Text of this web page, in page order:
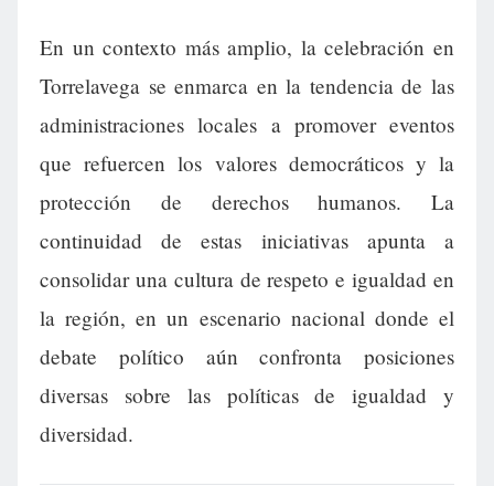
En un contexto más amplio, la celebración en
Torrelavega se enmarca en la tendencia de las
administraciones locales a promover eventos
que refuercen los valores democráticos y la
protección de derechos humanos. La
continuidad de estas iniciativas apunta a
consolidar una cultura de respeto e igualdad en
la región, en un escenario nacional donde el
debate político aún confronta posiciones
diversas sobre las políticas de igualdad y
diversidad.